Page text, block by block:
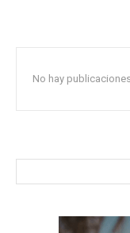
No hay